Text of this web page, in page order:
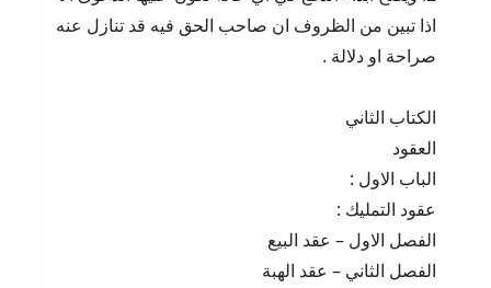
اذا تبين من الظروف ان صاحب الحق فيه قد تنازل عنه
صراحة او دلالة .
الكتاب الثاني
العقود
الباب الاول :
عقود التمليك :
الفصل الاول – عقد البيع
الفصل الثاني – عقد الهبة